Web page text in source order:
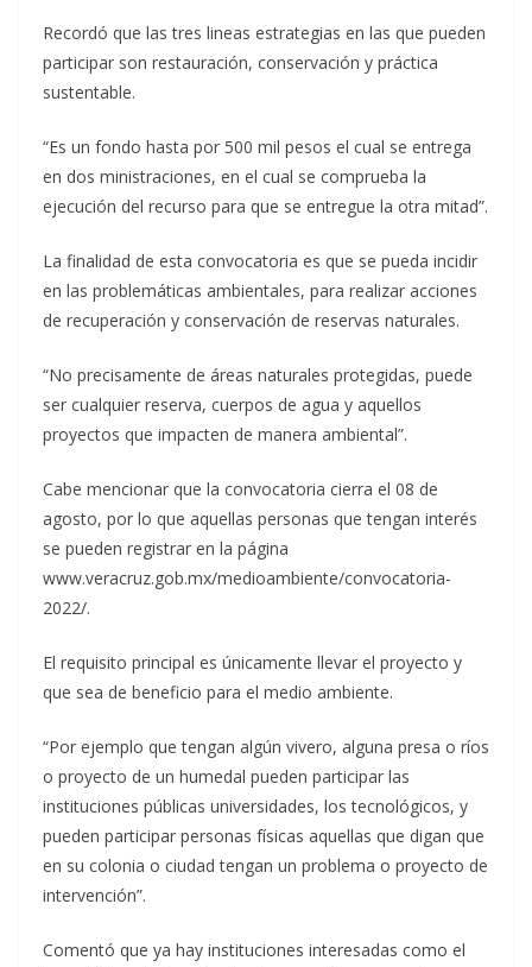
Recordó que las tres lineas estrategias en las que pueden
participar son restauración, conservación y práctica
sustentable.
“Es un fondo hasta por 500 mil pesos el cual se entrega
en dos ministraciones, en el cual se comprueba la
ejecución del recurso para que se entregue la otra mitad”.
La finalidad de esta convocatoria es que se pueda incidir
en las problemáticas ambientales, para realizar acciones
de recuperación y conservación de reservas naturales.
“No precisamente de áreas naturales protegidas, puede
ser cualquier reserva, cuerpos de agua y aquellos
proyectos que impacten de manera ambiental”.
Cabe mencionar que la convocatoria cierra el 08 de
agosto, por lo que aquellas personas que tengan interés
se pueden registrar en la página
www.veracruz.gob.mx/medioambiente/convocatoria-
2022/.
El requisito principal es únicamente llevar el proyecto y
que sea de beneficio para el medio ambiente.
“Por ejemplo que tengan algún vivero, alguna presa o ríos
o proyecto de un humedal pueden participar las
instituciones públicas universidades, los tecnológicos, y
pueden participar personas físicas aquellas que digan que
en su colonia o ciudad tengan un problema o proyecto de
intervención”.
Comentó que ya hay instituciones interesadas como el